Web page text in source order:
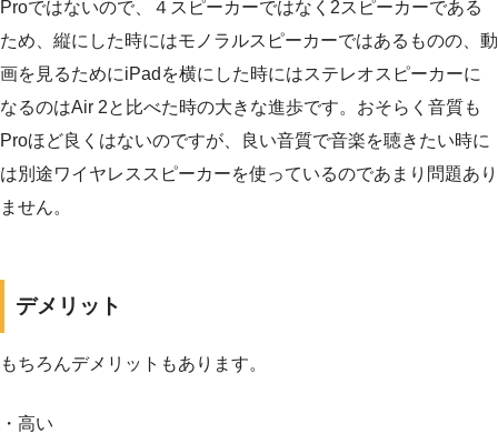
Proではないので、４スピーカーではなく2スピーカーである
ため、縦にした時にはモノラルスピーカーではあるものの、動
画を見るためにiPadを横にした時にはステレオスピーカーに
なるのはAir 2と比べた時の大きな進歩です。おそらく音質も
Proほど良くはないのですが、良い音質で音楽を聴きたい時に
は別途ワイヤレススピーカーを使っているのであまり問題あり
ません。
デメリット
もちろんデメリットもあります。
・高い